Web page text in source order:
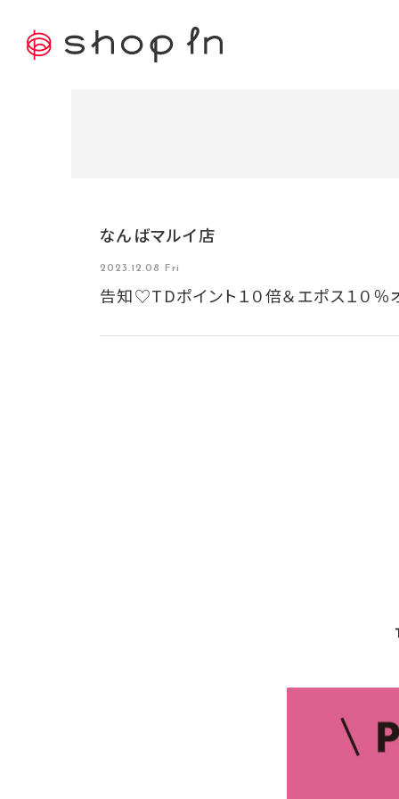
なんばマルイ店
2023.12.08 Fri
告知♡TDポイント１０倍＆エポス１０